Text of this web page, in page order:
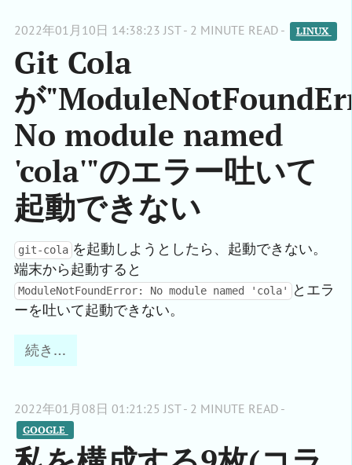
2022年01月10日 14:38:23 JST - 2 MINUTE READ - LINUX
Git Cola
が
No module named
'cola'"のエラー吐いて
起動できない
git-cola を起動しようとしたら、起動できない。
端末から起動すると
ModuleNotFoundError: No module named 'cola'
とエラ
ーを吐いて起動できない。
続き…
2022年01月08日 01:21:25 JST - 2 MINUTE READ -
GOOGLE